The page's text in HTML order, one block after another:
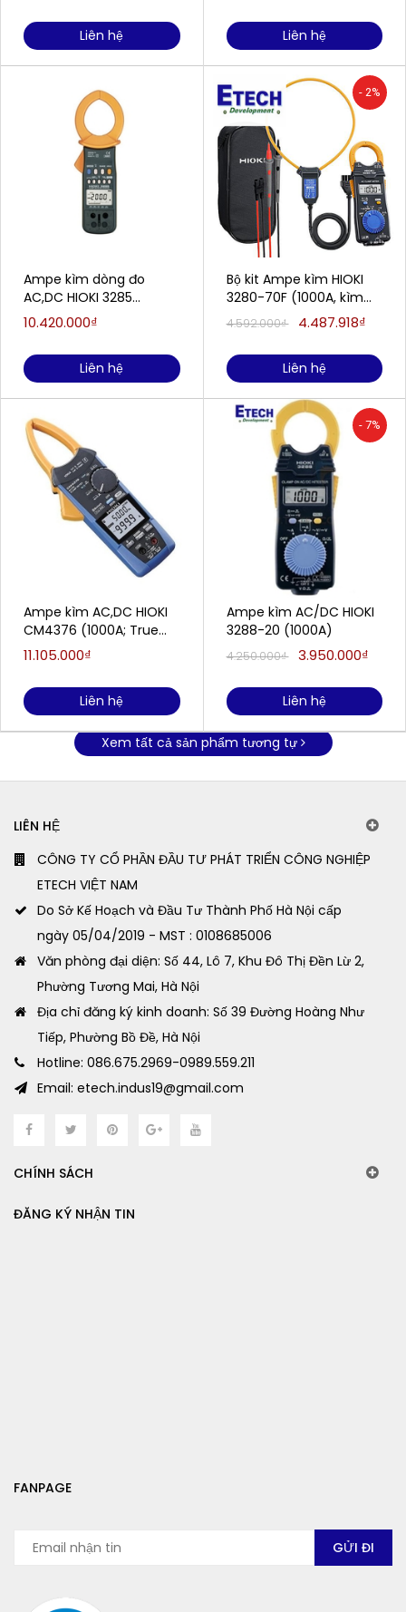
Liên hệ
Ampe kìm dòng đo
AC,DC HIOKI 3285
(2000A)
10.420.000₫
Liên hệ
Ampe kìm AC,DC HIOKI
CM4376 (1000A; True
RMS)
11.105.000₫
Liên hệ
Liên hệ
- 2%
Bộ kit Ampe kìm HIOKI
3280-70F (1000A, kìm
dây mềm 4200A))
4.592.000₫ 4.487.918₫
Liên hệ
- 7%
Ampe kìm AC/DC HIOKI
3288-20 (1000A)
4.250.000₫ 3.950.000₫
Liên hệ
Xem tất cả sản phẩm tương tự
LIÊN HỆ
CÔNG TY CỔ PHẦN ĐẦU TƯ PHÁT TRIỂN CÔNG NGHIỆP
ETECH VIỆT NAM
Do Sở Kế Hoạch và Đầu Tư Thành Phố Hà Nội cấp
ngày 05/04/2019 - MST : 0108685006
Văn phòng đại diện: Số 44, Lô 7, Khu Đô Thị Đền Lừ 2,
Phường Tương Mai, Hà Nội
Địa chỉ đăng ký kinh doanh: Số 39 Đường Hoàng Như
Tiếp, Phường Bồ Đề, Hà Nội
Hotline: 086.675.2969-0989.559.211
Email: etech.indus19@gmail.com
CHÍNH SÁCH
ĐĂNG KÝ NHẬN TIN
FANPAGE